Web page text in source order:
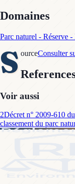
Domaines
Parc naturel - Réserve
S ourceConsulter
Voir aussi
2Décret n° 2009-610
classement du parc